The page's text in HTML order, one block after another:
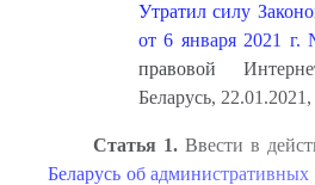
Утратил силу
от 6 января 2021
правовой
Беларусь,
Статья 1.Ввести в
Беларусь об